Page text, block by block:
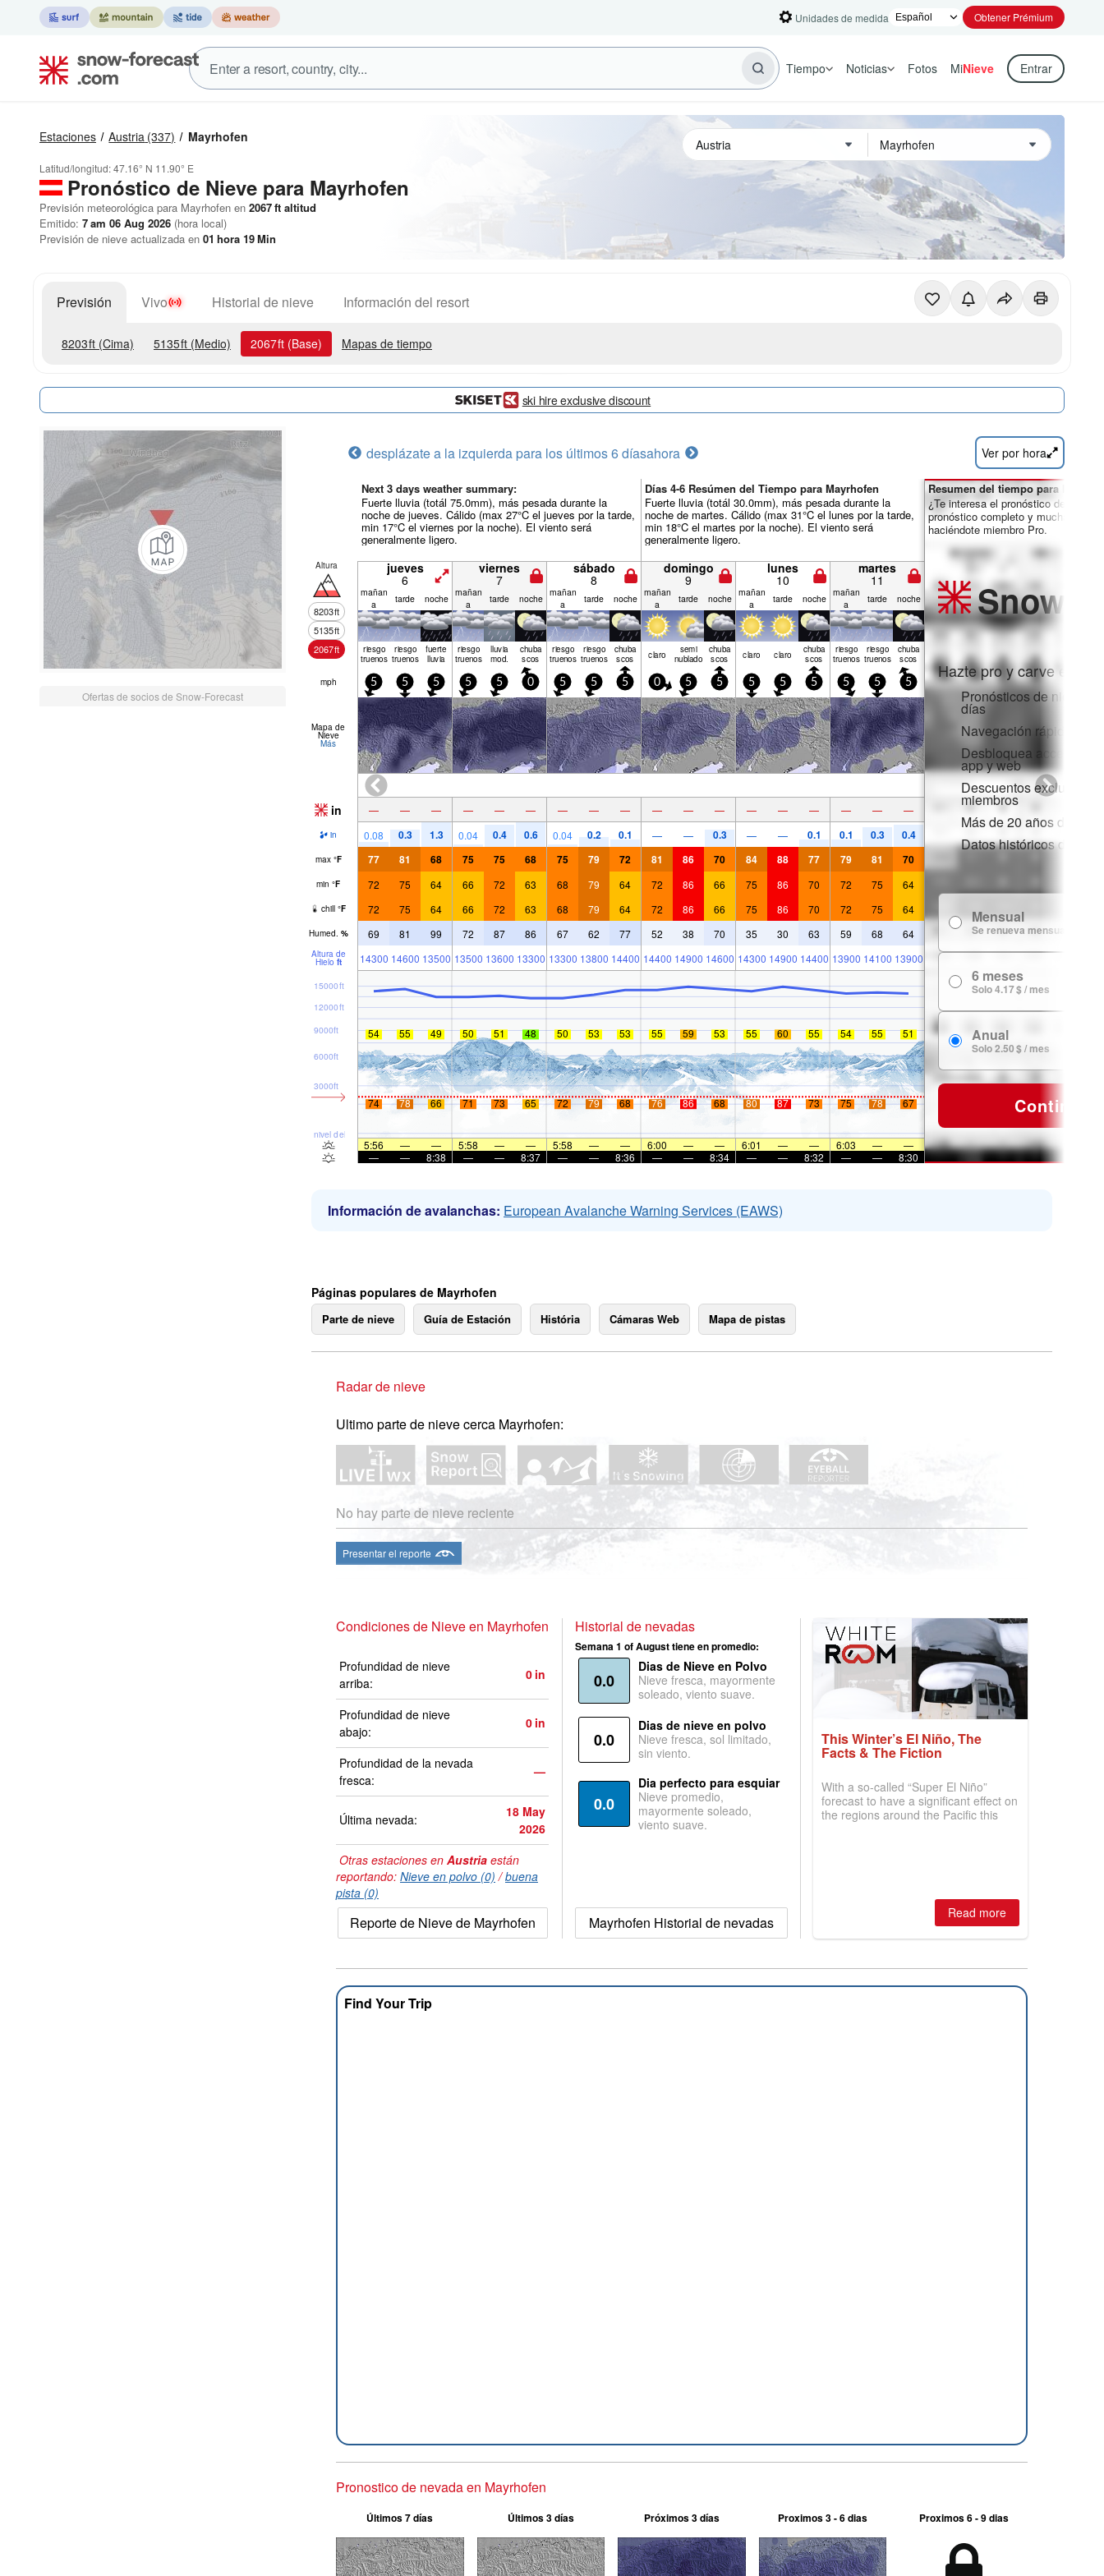
Unidades de medida Obtener Prémium
Tiempo Noticias Fotos MiNieve Entrar
Estaciones Austria (337) Mayrhofen
Latitud/longitud:47.16° N 11.90° E
Pronóstico de Nieve para Mayrhofen
Previsión meteorológica para Mayrhofen en 2067ft altitud
Emitido: 7 am 06 Aug 2026 (hora local)
Previsión de nieve actualizada en 01 hora 19Min
Previsión Vivo Historial de nieve Información del resort
8203ft (Cima) 5135ft (Medio) 2067ft (Base) Mapas de tiempo
ski hire exclusive discount
Ofertas de socios de Snow-Forecast
desplázate a la izquierda para los últimos 6 díasahora Ver por hora
Next 3 days weather summary:
Fuerte lluvia (totál 75.0mm), más pesada durante la
noche de jueves. Cálido (max 27°C el jueves por la tarde,
min 17°C el viernes por la noche). El viento será
generalmente ligero.
Días 4-6 Resúmen del Tiempo para Mayrhofen
Fuerte lluvia (totál 30.0mm), más pesada durante la
noche de martes. Cálido (max 31°C el lunes por la tarde,
min 18°C el martes por la noche). El viento será
generalmente ligero.
Altura
8203ft
5135ft
2067ft
jueves
6
viernes
7
sábado
8
domingo
9
lunes
10
martes
11
mañan
a
tarde noche mañan
a
tarde noche mañan
a
tarde noche mañan
a
tarde noche mañan
a
tarde noche mañan
a
tarde noche
riesgo
truenos
riesgo
truenos
fuerte
lluvia
riesgo
truenos
lluvia
mod.
chuba
scos
riesgo
truenos
riesgo
truenos
chuba
scos claro semi
nublado
chuba
scos claro claro chuba
scos
riesgo
truenos
riesgo
truenos
chuba
scos
mph 5 5 5 5 5 0 5 5 5 0 5 5 5 5 5 5 5 5
Mapa de
Nieve
Más
in — — — — — — — — — — — — — — — — — —
in 0.08 0.3 1.3 0.04 0.4 0.6 0.04 0.2 0.1 — — 0.3 — — 0.1 0.1 0.3 0.4
max °F 77 81 68 75 75 68 75 79 72 81 86 70 84 88 77 79 81 70
min °F 72 75 64 66 72 63 68 79 64 72 86 66 75 86 70 72 75 64
chill °F 72 75 64 66 72 63 68 79 64 72 86 66 75 86 70 72 75 64
Humed. % 69 81 99 72 87 86 67 62 77 52 38 70 35 30 63 59 68 64
Altura de
Hielo ft 14300 14600 13500 13500 13600 13300 13300 13800 14400 14400 14900 14600 14300 14900 14400 13900 14100 13900
nivel del mar
3000ft
6000ft
9000ft
12000ft
15000ft
54 55 49 50 51 48 50 53 53 55 59 53 55 60 55 54 55 51
74 78 66 71 73 65 72 79 68 76 86 68 80 87 73 75 78 67
5:56 — — 5:58 — — 5:58 — — 6:00 — — 6:01 — — 6:03 —
—
—
— 8:38 — — 8:37 — — 8:36 — — 8:34 — — 8:32 — — 8:30
Resumen del tiempo para los días
¿Te interesa el pronóstico de 16
pronóstico completo y muchas más
haciéndote miembro Pro.
Snow
Hazte pro y carve en:
Pronósticos de nieve
días
Navegación rápida sin
Desbloquea acceso
app y web
Descuentos exclusivos
miembros
Más de 20 años de
Datos históricos de
Mensual
Se renueva mensualmente
6 meses
Solo 4.17 $ / mes
Anual
Solo 2.50 $ / mes
Continuar
Información de avalanchas: European Avalanche Warning Services (EAWS)
Páginas populares de Mayrhofen
Parte de nieve Guía de Estación História Cámaras Web Mapa de pistas
Radar de nieve
Ultimo parte de nieve cerca Mayrhofen:
No hay parte de nieve reciente
Presentar el reporte
Condiciones de Nieve en Mayrhofen
Profundidad de nieve
arriba:
0 in
Profundidad de nieve
abajo:
0 in
Profundidad de la nevada
fresca:
—
Última nevada:
18 May
2026
Otras estaciones en Austria están
reportando: Nieve en polvo (0) /buena
pista (0)
Reporte de Nieve de Mayrhofen
Historial de nevadas
Semana 1 of August tiene en promedio:
0.0
Dias de Nieve en Polvo
Nieve fresca, mayormente
soleado, viento suave.
0.0
Dias de nieve en polvo
Nieve fresca, sol limitado,
sin viento.
0.0
Dia perfecto para esquiar
Nieve promedio,
mayormente soleado,
viento suave.
Mayrhofen Historial de nevadas
This Winter’s El Niño, The
Facts & The Fiction
With a so-called “Super El Niño”
forecast to have a significant effect on
the regions around the Pacific this
Read more
Find Your Trip
Pronostico de nevada en Mayrhofen
Últimos 7 días Últimos 3 días Próximos 3 días Proximos 3 - 6 dias Proximos 6 - 9 dias